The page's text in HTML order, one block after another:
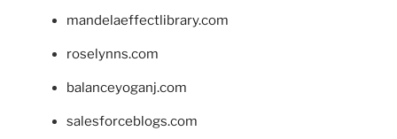
mandelaeffectlibrary.com
roselynns.com
balanceyoganj.com
salesforceblogs.com